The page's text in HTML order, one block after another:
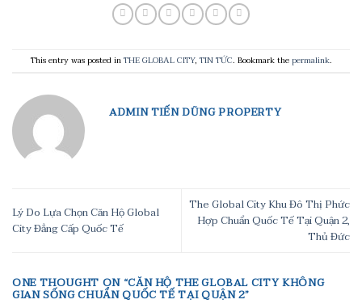
This entry was posted inTHE GLOBAL CITY, TIN TỨC. Bookmark thepermalink.
ADMIN TIẾN DŨNG PROPERTY
Lý Do Lựa Chọn Căn Hộ Global
City Đẳng Cấp Quốc Tế
The Global City Khu Đô Thị Phức
Hợp Chuẩn Quốc Tế Tại Quận 2,
Thủ Đức
ONE THOUGHT ON “CĂN HỘ THE GLOBAL CITY KHÔNG
GIAN SỐNG CHUẨN QUỐC TẾ TẠI QUẬN 2”